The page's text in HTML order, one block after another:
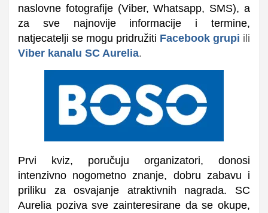
naslovne fotografije (Viber, Whatsapp, SMS), a
za sve najnovije informacije i termine,
natjecatelji se mogu pridružiti Facebook grupi ili
Viber kanalu SC Aurelia.
Prvi kviz, poručuju organizatori, donosi
intenzivno nogometno znanje, dobru zabavu i
priliku za osvajanje atraktivnih nagrada. SC
Aurelia poziva sve zainteresirane da se okupe,